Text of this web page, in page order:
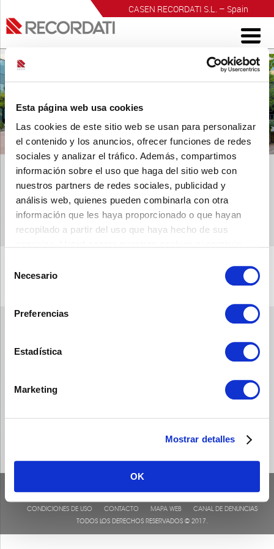
Esta página web usa cookies
Las cookies de este sitio web se usan para personalizar
el contenido y los anuncios, ofrecer funciones de redes
sociales y analizar el tráfico. Además, compartimos
información sobre el uso que haga del sitio web con
nuestros partners de redes sociales, publicidad y
análisis web, quienes pueden combinarla con otra
información que les haya proporcionado o que hayan
recopilado a partir del uso que haya hecho de sus
Necesario
Preferencias
Estadística
Marketing
Mostrar detalles
OK
CASEN RECORDATI S.L. – Spain
zanipress 1024×225
Publicado 8 octubre, 2014 a las1025 × 225enzanipress
CONDICIONES DE USO CONTACTO MAPA WEB
CANAL DE DENUNCIAS
TODOS LOS DERECHOS RESERVADOS © 2017.